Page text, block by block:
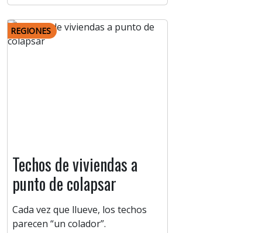
REGIONES
Techos de viviendas a
punto de colapsar
Cada vez que llueve, los techos
parecen “un colador”.